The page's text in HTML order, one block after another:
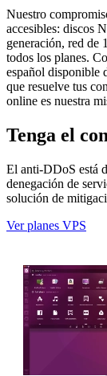
Nuestro
accesibles: discos
generación, red
todos los planes.
español disponible
que resuelve tus
online es nuestra
Tenga el
El anti-DDoS está
denegación de
solución de
Ver planes VPS